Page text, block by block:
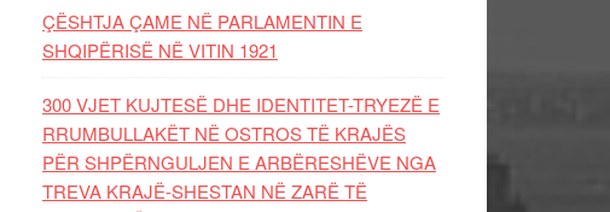
ÇËSHTJA ÇAME NË PARLAMENTIN E
SHQIPËRISË NË VITIN 1921
300 VJET KUJTESË DHE IDENTITET-TRYEZË E
RRUMBULLAKËT NË OSTROS TË KRAJËS
PËR SHPËRNGULJEN E ARBËRESHËVE NGA
TREVA KRAJË-SHESTAN NË ZARË TË